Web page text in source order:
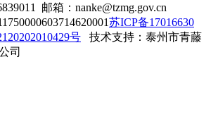
邮箱：nanke@tzmg.gov.cn
苏ICP备17016630
号
技术支持：泰州市青藤
司